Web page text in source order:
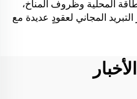
المحلية وظروف المناخ،
المجاني لعقودٍ عديدة مع